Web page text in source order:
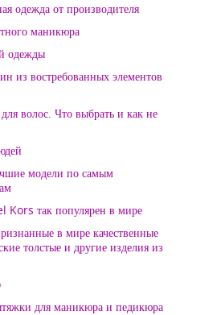
одежда от производителя
маникюра
одежды
из востребованных элементов
волос. Что выбрать и как не
модели по самым
Kors так популярен в мире
в мире качественные
толстые и другие изделия из
для маникюра и педикюра